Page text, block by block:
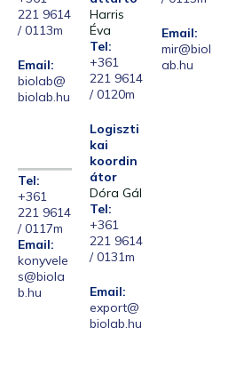
221 9614
/ 0113m
Email:
biolab@
biolab.hu
Tel:
+361
221 9614
/ 0117m
Email:
konyvele
s@biola
b.hu
Harris
Éva
Tel:
+361
221 9614
/ 0120m
Logiszti
kai
koordin
átor
Dóra Gál
Tel:
+361
221 9614
/ 0131m
Email:
export@
biolab.hu
Email:
mir@biol
ab.hu